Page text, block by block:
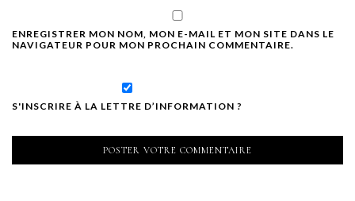
ENREGISTRER MON NOM, MON E-MAIL ET MON SITE DANS LE
NAVIGATEUR POUR MON PROCHAIN COMMENTAIRE.
S'INSCRIRE À LA LETTRE D’INFORMATION ?